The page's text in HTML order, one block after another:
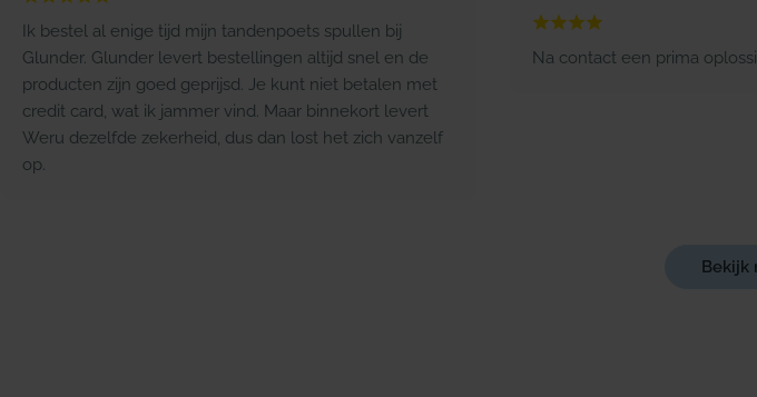
Ik bestel al enige tijd mijn tandenpoets spullen bij
Glunder. Glunder levert bestellingen altijd snel en de
producten zijn goed geprijsd. Je kunt niet betalen met
credit card, wat ik jammer vind. Maar binnekort levert
Weru dezelfde zekerheid, dus dan lost het zich vanzelf
op.
Na contact een prima
Bekijk